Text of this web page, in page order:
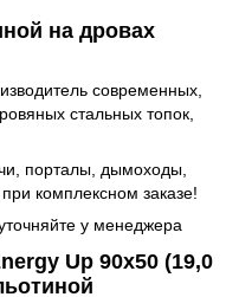
на дровах
современных,
стальных топок,
порталы, дымоходы,
комплексном заказе!
у менеджера
Up 90х50 (19,0